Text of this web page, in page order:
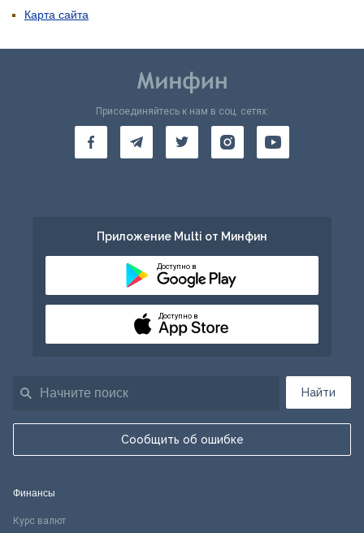
Карта сайта
Найти
Сообщить об ошибке
Присоединяйтесь к нам в соц. сетях:
Приложение Multi от Минфин
Доступно в
Доступно в
Финансы
Курс валют